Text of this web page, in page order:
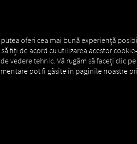
oferi cea mai bună experiență
fiți de acord cu utilizarea acestor
vedere tehnic. Vă rugăm să faceți clic
pot fi găsite în paginile noastre